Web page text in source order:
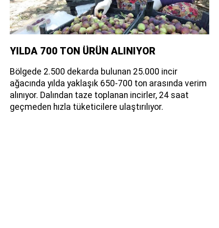
YILDA 700 TON ÜRÜN ALINIYOR
Bölgede 2.500 dekarda bulunan 25.000 incir
ağacında yılda yaklaşık 650-700 ton arasında verim
alınıyor. Dalından taze toplanan incirler, 24 saat
geçmeden hızla tüketicilere ulaştırılıyor.